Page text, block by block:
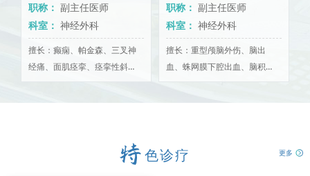
职称： 副主任医师
科室： 神经外科
擅长：癫痫、帕金森、三叉神
经痛、面肌痉挛、痉挛性斜
职称： 副主任医师
科室： 神经外科
擅长：重型颅脑外伤、脑出
血、蛛网膜下腔出血、脑积
色诊疗 更多